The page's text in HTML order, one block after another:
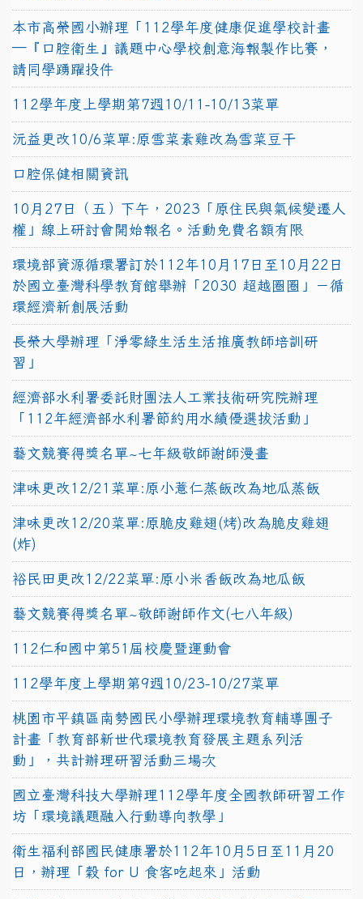
本市高榮國小辦理「112學年度健康促進學校計畫
─『口腔衛生』議題中心學校創意海報製作比賽，
請同學踴躍投件
112學年度上學期第7週10/11-10/13菜單
沅益更改10/6菜單:原雪菜素雞改為雪菜豆干
口腔保健相關資訊
10月27日（五）下午，2023「原住民與氣候變遷人
權」線上研討會開始報名。活動免費名額有限
環境部資源循環署訂於112年10月17日至10月22日
於國立臺灣科學教育館舉辦「2030 超越圈圈」－循
環經濟新創展活動
長榮大學辦理「淨零綠生活生活推廣教師培訓研
習」
經濟部水利署委託財團法人工業技術研究院辦理
「112年經濟部水利署節約用水績優選拔活動」
藝文競賽得獎名單~七年級敬師謝師漫畫
津味更改12/21菜單:原小薏仁蒸飯改為地瓜蒸飯
津味更改12/20菜單:原脆皮雞翅(烤)改為脆皮雞翅
(炸)
裕民田更改12/22菜單:原小米香飯改為地瓜飯
藝文競賽得獎名單~敬師謝師作文(七八年級)
112仁和國中第51屆校慶暨運動會
112學年度上學期第9週10/23-10/27菜單
桃園市平鎮區南勢國民小學辦理環境教育輔導團子
計畫「教育部新世代環境教育發展主題系列活
動」，共計辦理研習活動三場次
國立臺灣科技大學辦理112學年度全國教師研習工作
坊「環境議題融入行動導向教學」
衛生福利部國民健康署於112年10月5日至11月20
日，辦理「穀 for U 食客吃起來」活動